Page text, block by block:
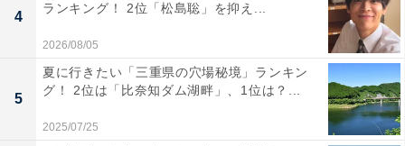
4
ランキング！ 2位「松島聡」を抑え...
2026/08/05
5
夏に行きたい「三重県の穴場秘境」ランキン
グ！ 2位は「比奈知ダム湖畔」、1位は？...
2025/07/25